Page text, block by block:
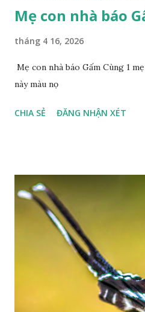
Mẹ con nhà báo
tháng 4 16, 2026
Mẹ con nhà báo Gấm Cùng 1
này màu nọ
CHIA SẺ ĐĂNG NHẬN XÉT